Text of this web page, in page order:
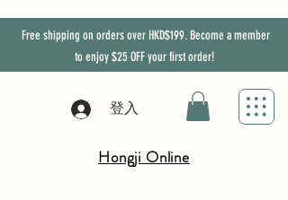
Free shipping on orders over HKD$199. Become a member
to enjoy$25 OFFyour first order!
登入
Hongji Online